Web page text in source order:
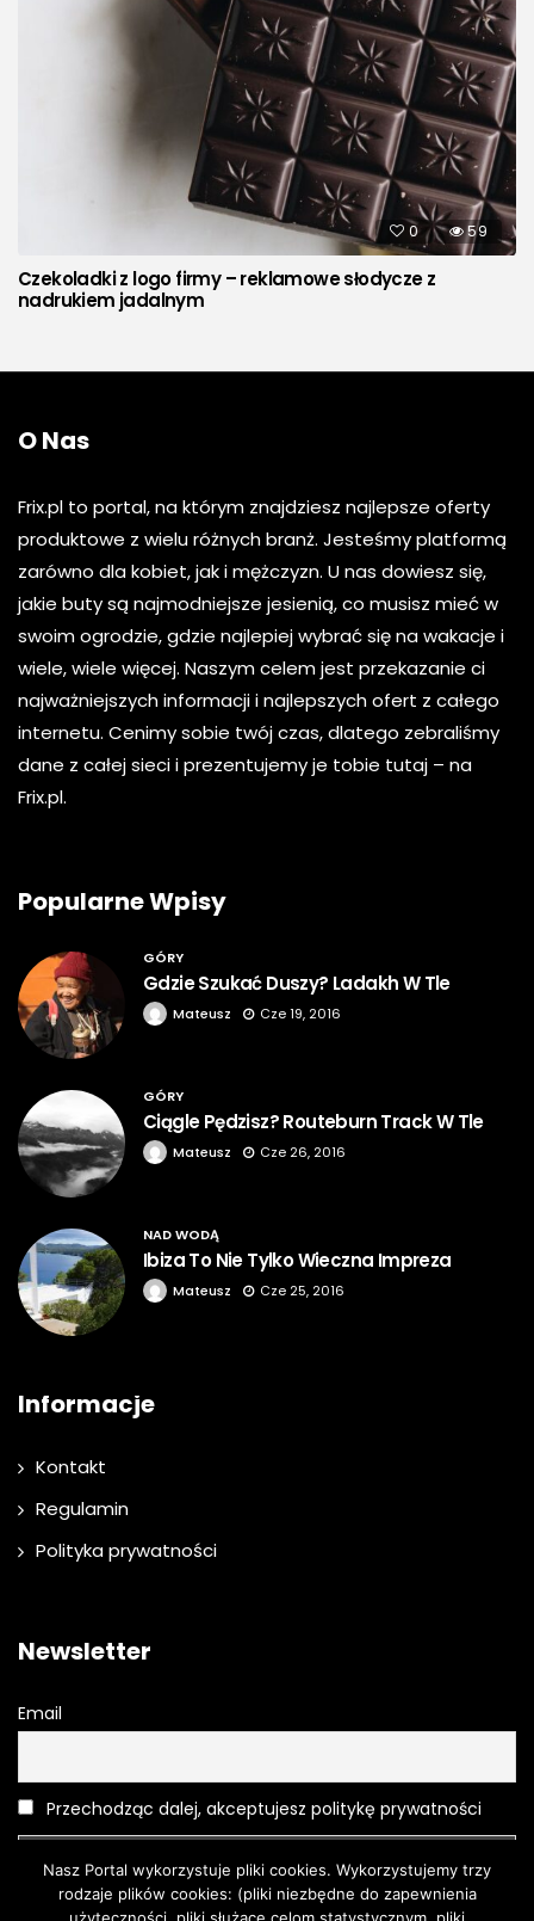
0 59
Czekoladki z logo firmy – reklamowe słodycze z
nadrukiem jadalnym
O Nas
Frix.pl to portal, na którym znajdziesz najlepsze oferty
produktowe z wielu różnych branż. Jesteśmy platformą
zarówno dla kobiet, jak i mężczyzn. U nas dowiesz się,
jakie buty są najmodniejsze jesienią, co musisz mieć w
swoim ogrodzie, gdzie najlepiej wybrać się na wakacje i
wiele, wiele więcej. Naszym celem jest przekazanie ci
najważniejszych informacji i najlepszych ofert z całego
internetu. Cenimy sobie twój czas, dlatego zebraliśmy
dane z całej sieci i prezentujemy je tobie tutaj – na
Frix.pl.
Popularne Wpisy
GÓRY
Gdzie Szukać Duszy? Ladakh W Tle
Mateusz Cze 19, 2016
GÓRY
Ciągle Pędzisz? Routeburn Track W Tle
Mateusz Cze 26, 2016
NAD WODĄ
Ibiza To Nie Tylko Wieczna Impreza
Mateusz Cze 25, 2016
Informacje
Kontakt
Regulamin
Polityka prywatności
Newsletter
Email
Przechodząc dalej, akceptujesz politykę prywatności
Nasz Portal wykorzystuje pliki cookies. Wykorzystujemy trzy
rodzaje plików cookies: (pliki niezbędne do zapewnienia